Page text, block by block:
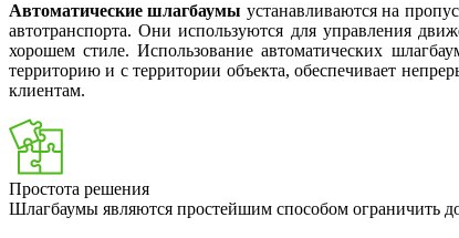
Автоматические шлагбаумы устанавливаются на
автотранспорта. Они используются для управления
хорошем стиле. Использование автоматических
территорию и с территории объекта, обеспечивает
клиентам.
Простота решения
Шлагбаумы являются простейшим способом ограничить